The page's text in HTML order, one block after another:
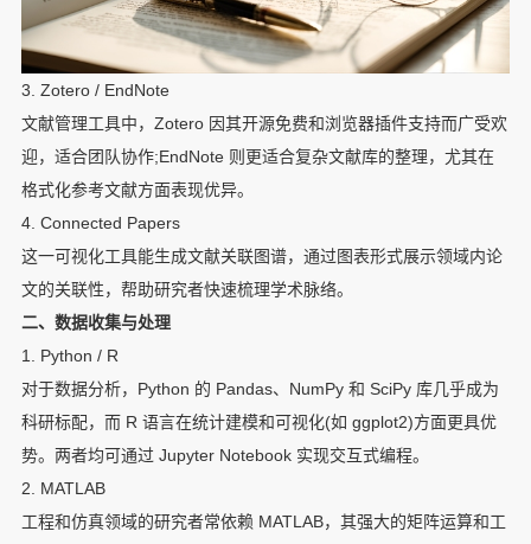
3. Zotero / EndNote
文献管理工具中，Zotero 因其开源免费和浏览器插件支持而广受欢
迎，适合团队协作;EndNote 则更适合复杂文献库的整理，尤其在
格式化参考文献方面表现优异。
4. Connected Papers
这一可视化工具能生成文献关联图谱，通过图表形式展示领域内论
文的关联性，帮助研究者快速梳理学术脉络。
二、数据收集与处理
1. Python / R
对于数据分析，Python 的 Pandas、NumPy 和 SciPy 库几乎成为
科研标配，而 R 语言在统计建模和可视化(如 ggplot2)方面更具优
势。两者均可通过 Jupyter Notebook 实现交互式编程。
2. MATLAB
工程和仿真领域的研究者常依赖 MATLAB，其强大的矩阵运算和工